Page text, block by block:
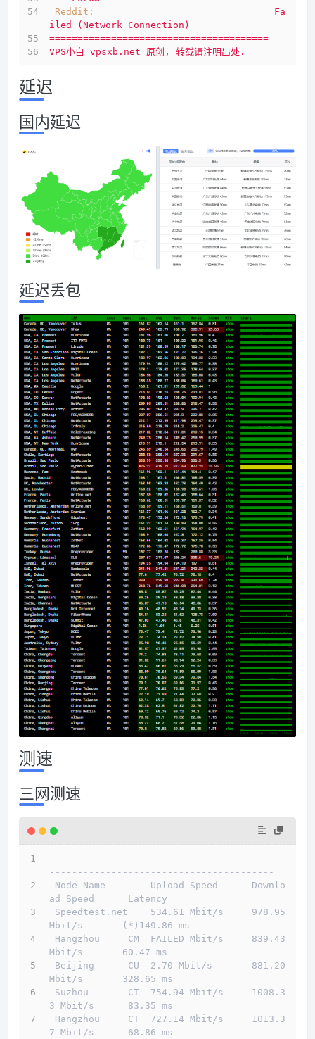
Reddit:
Fa
iled
(Network Connection)
=======================================
VPS小白 vpsxb.net 原创, 转载请注明出处.
延迟
国内延迟
延迟丢包
测速
三网测速
------------------------------------------
----------------------------------------